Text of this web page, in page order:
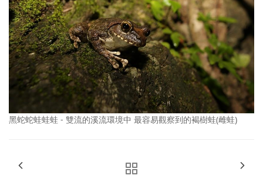
黑蛇蛇蛙蛙蛙 - 雙流的溪流環境中 最容易觀察到的褐樹蛙(雌蛙)